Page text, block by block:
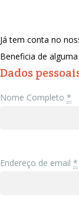
Já tem conta no
Beneficia de
Dados
Nome Completo *
Endereço de email *